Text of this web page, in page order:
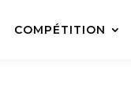
COMPÉTITION